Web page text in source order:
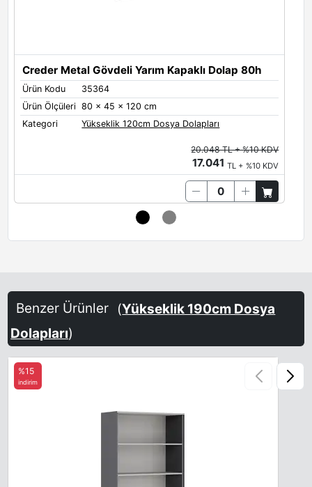
Metal Renkleri - Yan Panel
Antrasit Limestone
Oxide Brown Red Salmon Orange
Terra Brown Sand-Yellow Steel Blue
Creder Metal Gövdeli Yarım Kapaklı Dolap 80h
Ürün Kodu
35364
Ürün Ölçüleri 80 x 45 x 120 cm
Kategori
Yükseklik 120cm Dosya Dolapları
20.048 TL + %10 KDV
17.041TL + %10 KDV
Benzer Ürünler (Yükseklik 190cm Dosya
Dolapları)
%15
indirim